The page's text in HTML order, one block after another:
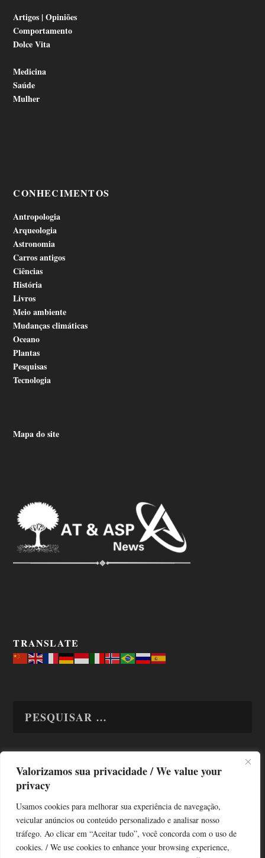
Valorizamos sua privacidade / We value your
privacy
Usamos cookies para melhorar sua experiência de navegação,
veicular anúncios ou conteúdo personalizado e analisar nosso
tráfego. Ao clicar em “Aceitar tudo”, você concorda com o uso de
cookies. / We use cookies to enhance your browsing experience,
Artigos | Opiniões
Comportamento
Dolce Vita
Medicina
Saúde
Mulher
CONHECIMENTOS
Antropologia
Arqueologia
Astronomia
Carros antigos
Ciências
História
Livros
Meio ambiente
Mudanças climáticas
Oceano
Plantas
Pesquisas
Tecnologia
Mapa do site
TRANSLATE
TODAS OS ASSUNTOS